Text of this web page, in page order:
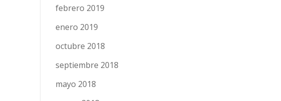
febrero 2019
enero 2019
octubre 2018
septiembre 2018
mayo 2018